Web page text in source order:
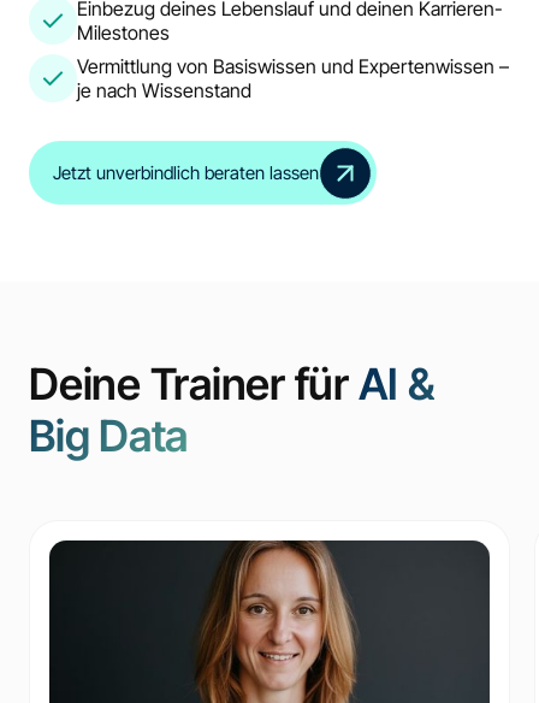
Einbezug deines Lebenslauf und deinen Karrieren-
Milestones
Vermittlung von Basiswissen und Expertenwissen –
je nach Wissenstand
Jetzt unverbindlich beraten lassen
Deine Trainer fürAI &
Big Data